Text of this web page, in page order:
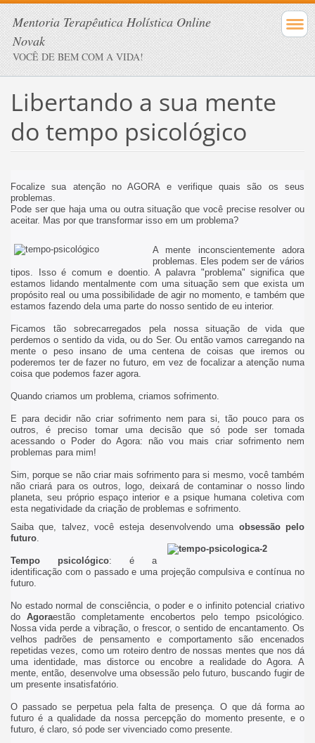
Mentoria Terapêutica Holística Online
Novak
VOCÊ DE BEM COM A VIDA!
Libertando a sua mente
do tempo psicológico
Focalize sua atenção no AGORA e verifique quais são os seus
problemas.
Pode ser que haja uma ou outra situação que você precise resolver ou
aceitar. Mas por que transformar isso em um problema?
A mente inconscientemente adora
problemas. Eles podem ser de vários
tipos. Isso é comum e doentio. A palavra "problema" significa que
estamos lidando mentalmente com uma situação sem que exista um
propósito real ou uma possibilidade de agir no momento, e também que
estamos fazendo dela uma parte do nosso sentido de eu interior.
Ficamos tão sobrecarregados pela nossa situação de vida que
perdemos o sentido da vida, ou do Ser. Ou então vamos carregando na
mente o peso insano de uma centena de coisas que iremos ou
poderemos ter de fazer no futuro, em vez de focalizar a atenção numa
coisa que podemos fazer agora.
Quando criamos um problema, criamos sofrimento.
E para decidir não criar sofrimento nem para si, tão pouco para os
outros, é preciso tomar uma decisão que só pode ser tomada
acessando o Poder do Agora: não vou mais criar sofrimento nem
problemas para mim!
Sim, porque se não criar mais sofrimento para si mesmo, você também
não criará para os outros, logo, deixará de contaminar o nosso lindo
planeta, seu próprio espaço interior e a psique humana coletiva com
esta negatividade da criação de problemas e sofrimento.
Saiba que, talvez, você esteja desenvolvendo uma obsessão pelo
futuro.
Tempo psicológico: é a
identificação com o passado e uma projeção compulsiva e contínua no
futuro.
No estado normal de consciência, o poder e o infinito potencial criativo
do Agoraestão completamente encobertos pelo tempo psicológico.
Nossa vida perde a vibração, o frescor, o sentido de encantamento. Os
velhos padrões de pensamento e comportamento são encenados
repetidas vezes, como um roteiro dentro de nossas mentes que nos dá
uma identidade, mas distorce ou encobre a realidade do Agora. A
mente, então, desenvolve uma obsessão pelo futuro, buscando fugir de
um presente insatisfatório.
O passado se perpetua pela falta de presença. O que dá forma ao
futuro é a qualidade da nossa percepção do momento presente, e o
futuro, é claro, só pode ser vivenciado como presente.